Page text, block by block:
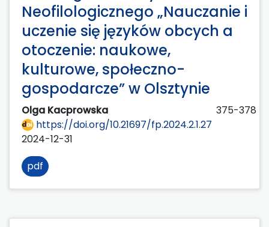
Neofilologicznego „Nauczanie i
uczenie się języków obcych a
otoczenie: naukowe,
kulturowe, społeczno-
gospodarcze” w Olsztynie
Olga Kacprowska
375-378
https://doi.org/10.21697/fp.2024.2.1.27
2024-12-31
pdf